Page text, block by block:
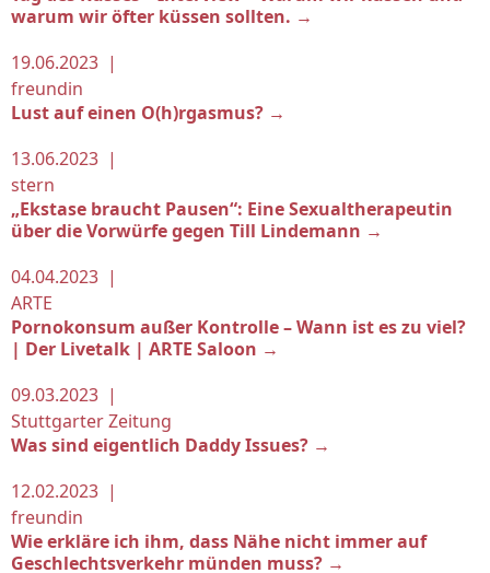
warum wir öfter küssen sollten. →
19.06.2023 |
freundin
Lust auf einen O(h)rgasmus? →
13.06.2023 |
stern
„Ekstase braucht Pausen“: Eine Sexualtherapeutin
über die Vorwürfe gegen Till Lindemann →
04.04.2023 |
ARTE
Pornokonsum außer Kontrolle – Wann ist es zu viel?
| Der Livetalk | ARTE Saloon →
09.03.2023 |
Stuttgarter Zeitung
Was sind eigentlich Daddy Issues? →
12.02.2023 |
freundin
Wie erkläre ich ihm, dass Nähe nicht immer auf
Geschlechtsverkehr münden muss? →